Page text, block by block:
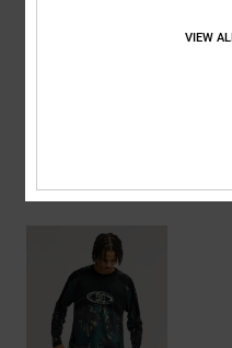
ÚLTIMOS
VIEW